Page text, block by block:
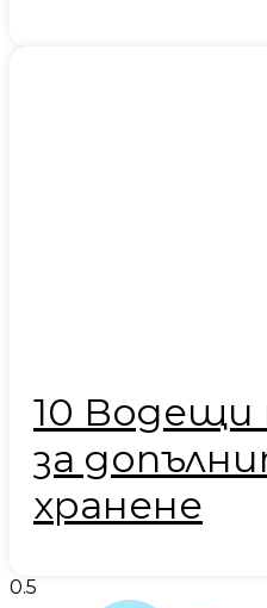
10 Водещи
за
хранене